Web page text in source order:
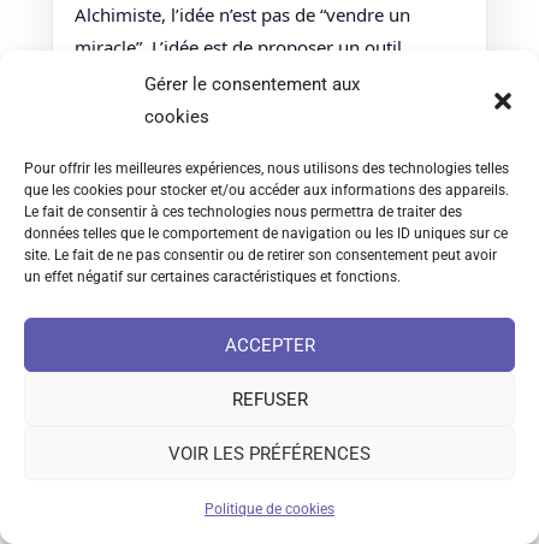
Gérer le consentement aux
cookies
Pour offrir les meilleures expériences, nous utilisons des technologies telles
que les cookies pour stocker et/ou accéder aux informations des appareils.
Le fait de consentir à ces technologies nous permettra de traiter des
données telles que le comportement de navigation ou les ID uniques sur ce
site. Le fait de ne pas consentir ou de retirer son consentement peut avoir
un effet négatif sur certaines caractéristiques et fonctions.
ACCEPTER
REFUSER
VOIR LES PRÉFÉRENCES
Politique de cookies
Alchimiste, l’idée n’est pas de “vendre un
miracle”. L’idée est de proposer un outil
complémentaire, qui peut aider certaines
personnes à retrouver de la sécurité intérieure,
mouvement là où tout s’est figé.
Pour aller plus loin
Sur Hypno-Alchimiste
Hypnose et angoisse : comprendre,